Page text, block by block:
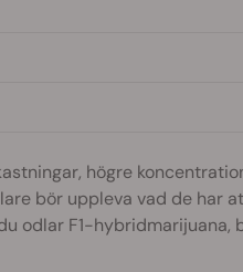
högre
bör uppleva vad de har
odlar F1-hybridmarijuana,